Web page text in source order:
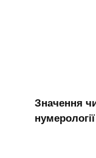
Значення
нумерології